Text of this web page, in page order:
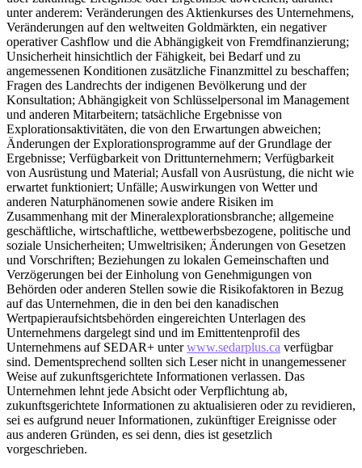
unter anderem: Veränderungen des Aktienkurses des Unternehmens,
Veränderungen auf den weltweiten Goldmärkten, ein negativer
operativer Cashflow und die Abhängigkeit von Fremdfinanzierung;
Unsicherheit hinsichtlich der Fähigkeit, bei Bedarf und zu
angemessenen Konditionen zusätzliche Finanzmittel zu beschaffen;
Fragen des Landrechts der indigenen Bevölkerung und der
Konsultation; Abhängigkeit von Schlüsselpersonal im Management
und anderen Mitarbeitern; tatsächliche Ergebnisse von
Explorationsaktivitäten, die von den Erwartungen abweichen;
Änderungen der Explorationsprogramme auf der Grundlage der
Ergebnisse; Verfügbarkeit von Drittunternehmern; Verfügbarkeit
von Ausrüstung und Material; Ausfall von Ausrüstung, die nicht wie
erwartet funktioniert; Unfälle; Auswirkungen von Wetter und
anderen Naturphänomenen sowie andere Risiken im
Zusammenhang mit der Mineralexplorationsbranche; allgemeine
geschäftliche, wirtschaftliche, wettbewerbsbezogene, politische und
soziale Unsicherheiten; Umweltrisiken; Änderungen von Gesetzen
und Vorschriften; Beziehungen zu lokalen Gemeinschaften und
Verzögerungen bei der Einholung von Genehmigungen von
Behörden oder anderen Stellen sowie die Risikofaktoren in Bezug
auf das Unternehmen, die in den bei den kanadischen
Wertpapieraufsichtsbehörden eingereichten Unterlagen des
Unternehmens dargelegt sind und im Emittentenprofil des
Unternehmens auf SEDAR+ unterwww.sedarplus.ca verfügbar
sind. Dementsprechend sollten sich Leser nicht in unangemessener
Weise auf zukunftsgerichtete Informationen verlassen. Das
Unternehmen lehnt jede Absicht oder Verpflichtung ab,
zukunftsgerichtete Informationen zu aktualisieren oder zu revidieren,
sei es aufgrund neuer Informationen, zukünftiger Ereignisse oder
aus anderen Gründen, es sei denn, dies ist gesetzlich
vorgeschrieben.